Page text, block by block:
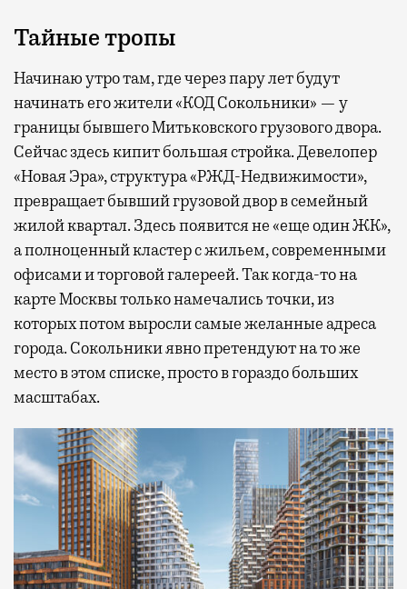
Тайные тропы
Начинаю утро там, где через пару лет будут
начинать его жители «КОД Сокольники» — у
границы бывшего Митьковского грузового двора.
Сейчас здесь кипит большая стройка. Девелопер
«Новая Эра», структура «РЖД-Недвижимости»,
превращает бывший грузовой двор в семейный
жилой квартал. Здесь появится не «еще один ЖК»,
а полноценный кластер с жильем, современными
офисами и торговой галереей. Так когда-то на
карте Москвы только намечались точки, из
которых потом выросли самые желанные адреса
города. Сокольники явно претендуют на то же
место в этом списке, просто в гораздо больших
масштабах.